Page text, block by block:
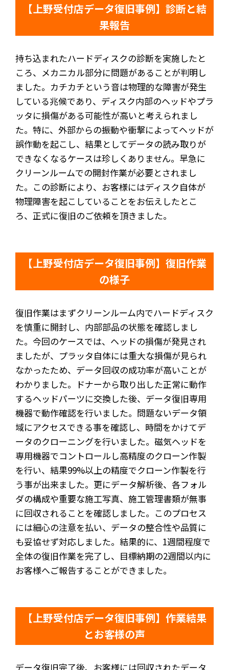
【上野受付店データ復旧事例】診断と結
果報告
持ち込まれたハードディスクの診断を実施したと
ころ、メカニカル部分に問題があることが判明し
ました。カチカチという音は物理的な障害が発生
している兆候であり、ディスク内部のヘッドやプラ
ッタに損傷がある可能性が高いと考えられまし
た。特に、外部からの振動や衝撃によってヘッドが
誤作動を起こし、結果としてデータの読み取りが
できなくなるケースは珍しくありません。早急に
クリーンルームでの開封作業が必要とされまし
た。この診断により、お客様にはディスク自体が
物理障害を起こしていることをお伝えしたとこ
ろ、正式に復旧のご依頼を頂きました。
【上野受付店データ復旧事例】復旧作業
の様子
復旧作業はまずクリーンルーム内でハードディスク
を慎重に開封し、内部部品の状態を確認しまし
た。今回のケースでは、ヘッドの損傷が発見され
ましたが、プラッタ自体には重大な損傷が見られ
なかったため、データ回収の成功率が高いことが
わかりました。ドナーから取り出した正常に動作
するヘッドパーツに交換した後、データ復旧専用
機器で動作確認を行いました。問題ないデータ領
域にアクセスできる事を確認し、時間をかけてデ
ータのクローニングを行いました。磁気ヘッドを
専用機器でコントロールし高精度のクローン作製
を行い、結果99%以上の精度でクローン作製を行
う事が出来ました。更にデータ解析後、各フォル
ダの構成や重要な施工写真、施工管理書類が無事
に回収されることを確認しました。このプロセス
には細心の注意を払い、データの整合性や品質に
も妥協せず対応しました。結果的に、1週間程度で
全体の復旧作業を完了し、目標納期の2週間以内に
お客様へご報告することができました。
【上野受付店データ復旧事例】作業結果
とお客様の声
データ復旧完了後、お客様には回収されたデータ